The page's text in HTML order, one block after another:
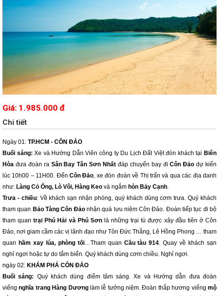
Giá: 1.985.000 đ
Chi tiết
Ngày 01: TP.HCM - CÔN ĐẢO
Buổi sáng:Xe và Hướng Dẫn Viên công ty Du Lịch Đất Việt đón khách tại Biên
Hòa đưa đoàn ra Sân Bay Tân Sơn Nhất đáp chuyến bay điCôn Đảo dự kiến
lúc 10h00 – 11H00. ĐếnCôn Đảo, xe đón đoàn về Thị trấn và qua các địa danh
như: Làng Cỏ Ống, Lò Vôi, Hàng Keo và ngắm hòn Bảy Cạnh.
Trưa - chiều: Về khách sạn nhận phòng, quý khách dùng cơm trưa. Quý khách
tham quan Bảo Tàng Côn Đảonhận quà lưu niệm Côn Đảo. Đoàn tiếp tục đi bộ
tham quantrại Phú Hải và Phú Sơnlà những trại tù được xây đầu tiên ở Côn
Đảo, nơi giam cầm các vị lãnh đạo như Tôn Đức Thắng, Lê Hồng Phong … tham
quan hầm xay lúa, phòng tối…Tham quan Cầu tàu 914. Quay về khách sạn
nghỉ ngơi hoặc tự do tắm biển. Quý khách dùng cơm chiều. Nghỉ ngơi.
ngày 02: KHÁM PHÁ CÔN ĐẢO
Buổi sáng: Quý khách dùng điểm tâm sáng. Xe và Hướng dẫn đưa đoàn
viếngnghĩa trang Hàng Dươnglàm lễ tưởng niệm. Đoàn thắp hương viếngmộ